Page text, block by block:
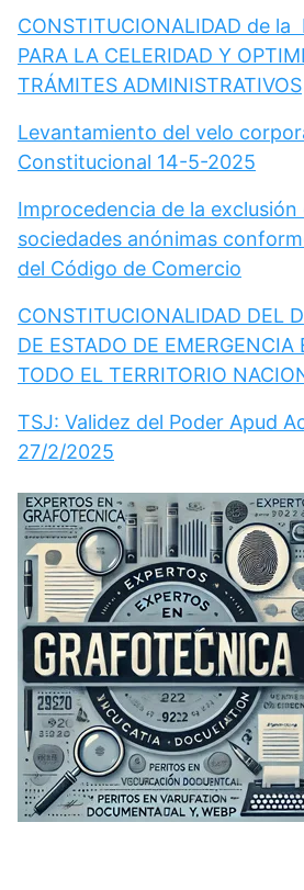
CONSTITUCIONALIDAD de la
PARA LA CELERIDAD Y
TRÁMITES ADMINISTRATIVOS
Levantamiento del velo
Constitucional 14-5-2025
Improcedencia de la exclusión
sociedades anónimas
del Código de Comercio
CONSTITUCIONALIDAD DEL
DE ESTADO DE
TODO EL TERRITORIO
TSJ: Validez del Poder Apud
27/2/2025